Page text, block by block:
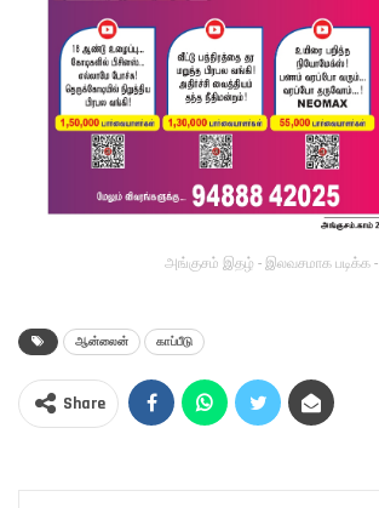
அங்குசம் இதழ் - இலவசமாக படிக்க -
ஆன்லைன் காப்பீடு
Share